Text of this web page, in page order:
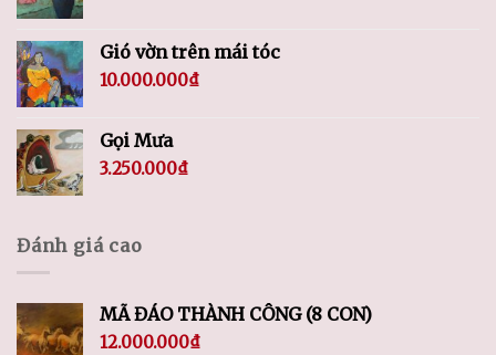
Gió vờn trên mái tóc
10.000.000₫
Gọi Mưa
3.250.000₫
Đánh giá cao
MÃ ĐÁO THÀNH CÔNG (8 CON)
12.000.000₫